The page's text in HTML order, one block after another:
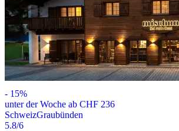
- 15%
unter der Woche ab CHF 236
SchweizGraubünden
5.8/6